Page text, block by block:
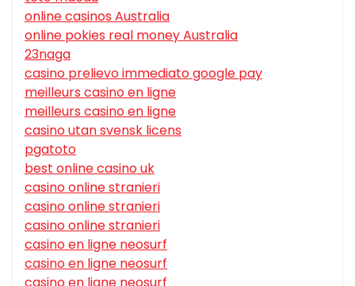
online casinos Australia
online pokies real money Australia
23naga
casino prelievo immediato google pay
meilleurs casino en ligne
meilleurs casino en ligne
casino utan svensk licens
pgatoto
best online casino uk
casino online stranieri
casino online stranieri
casino online stranieri
casino en ligne neosurf
casino en ligne neosurf